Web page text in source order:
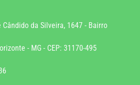
Cândido da Silveira, 1647 - Bairro
- MG - CEP: 31170-495